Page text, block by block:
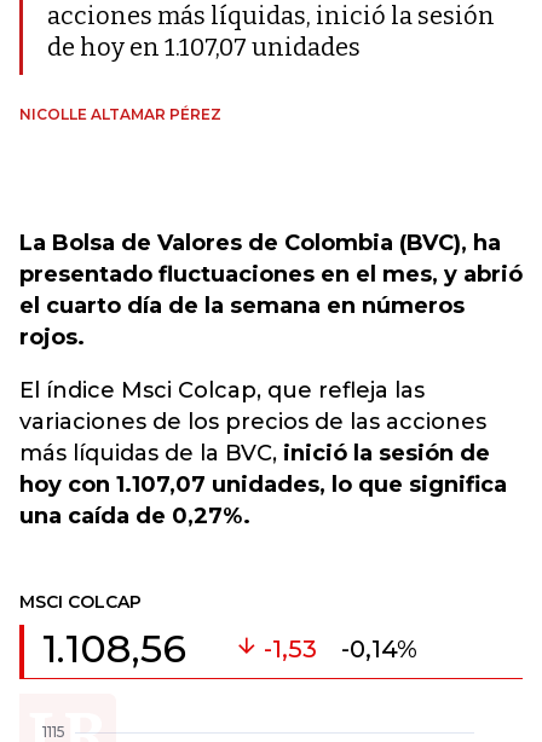
acciones más líquidas, inició la sesión
de hoy en 1.107,07 unidades
NICOLLE ALTAMAR PÉREZ
La Bolsa de Valores de Colombia (BVC), ha
presentado fluctuaciones en el mes, y abrió
el cuarto día de la semana en números
rojos.
El índice Msci Colcap, que refleja las
variaciones de los precios de las acciones
más líquidas de la BVC, inició la sesión de
hoy con 1.107,07 unidades, lo que significa
una caída de 0,27%.